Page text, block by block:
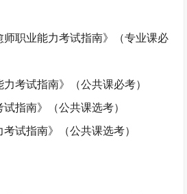
师职业能力考试指南》（专业课必
力考试指南》（公共课必考）
试指南》（公共课选考）
考试指南》（公共课选考）